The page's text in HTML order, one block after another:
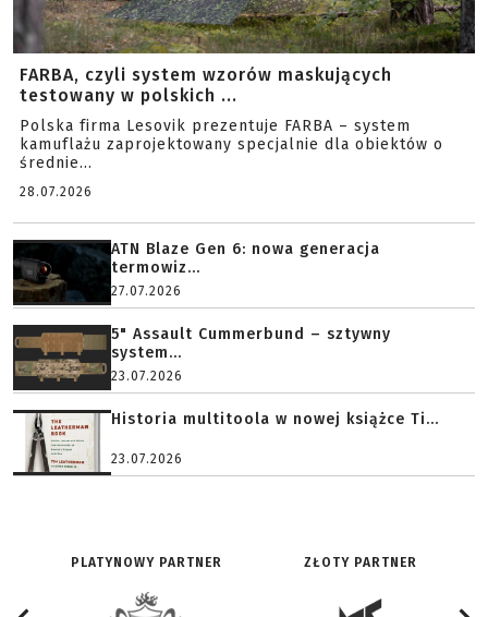
FARBA, czyli system wzorów maskujących
testowany w polskich ...
Polska firma Lesovik prezentuje FARBA – system
kamuflażu zaprojektowany specjalnie dla obiektów o
średnie...
28.07.2026
ATN Blaze Gen 6: nowa generacja
termowiz...
27.07.2026
5" Assault Cummerbund – sztywny
system...
23.07.2026
Historia multitoola w nowej książce Ti...
23.07.2026
PLATYNOWY PARTNER ZŁOTY PARTNER